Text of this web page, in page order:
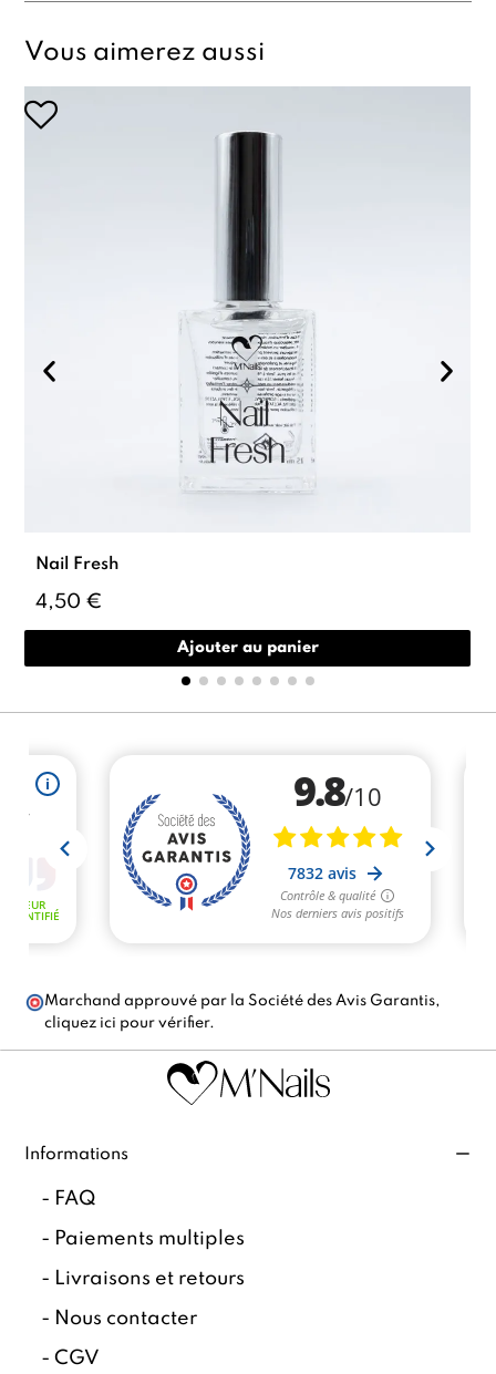
Vous aimerez aussi
Nail Fresh
4,50 €
Ajouter au panier
Marchand approuvé par la Société des Avis Garantis,
cliquez ici pour vérifier.
Informations
- FAQ
- Paiements multiples
- Livraisons et retours
- Nous contacter
-CGV